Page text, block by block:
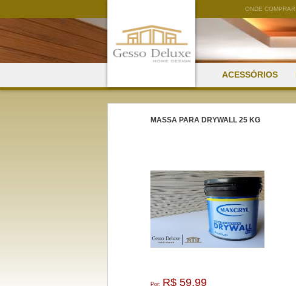
ONDE COMPRAR
ACESSÓRIOS
MASSA PARA DRYWALL 25 KG
Por: R$ 59,99